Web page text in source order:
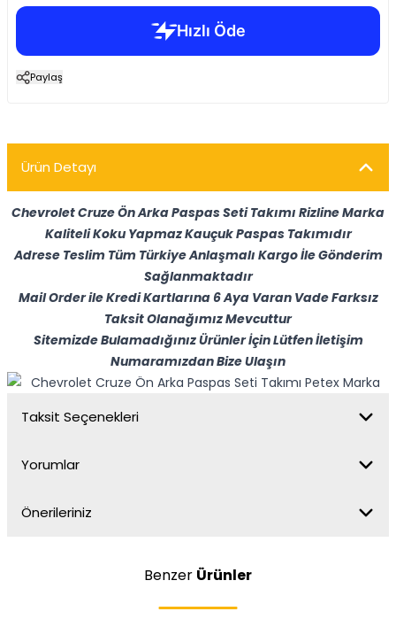
Paylaş
Ürün Detayı
Chevrolet Cruze Ön Arka Paspas Seti Takımı Rizline Marka
Kaliteli Koku Yapmaz Kauçuk Paspas Takımıdır
Adrese Teslim Tüm Türkiye Anlaşmalı Kargo İle Gönderim
Sağlanmaktadır
Mail Order ile Kredi Kartlarına 6 Aya Varan Vade Farksız
Taksit Olanağımız Mevcuttur
Sitemizde Bulamadığınız Ürünler İçin Lütfen İletişim
Numaramızdan Bize Ulaşın
Taksit Seçenekleri
Yorumlar
Önerileriniz
Benzer Ürünler